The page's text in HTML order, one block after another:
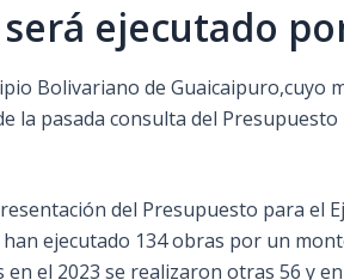
ejecutado
Bolivariano de
pasada consulta del
del Presupuesto para el
ejecutado 134 obras por un
el 2023 se realizaron otras 56 y